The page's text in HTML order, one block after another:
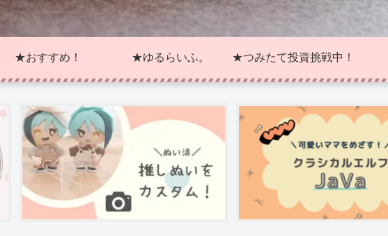
★おすすめ！ ★ゆるらいふ。 ★つみたて投資挑戦中！